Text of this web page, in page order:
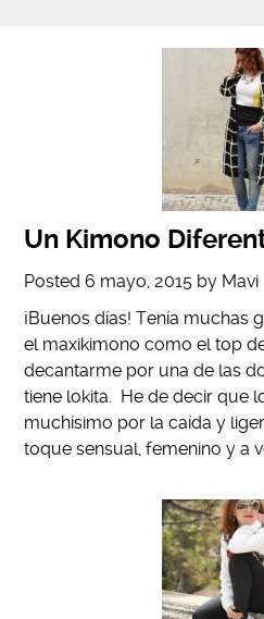
Un Kimono
Posted 6 mayo, 2015 by Mavi
¡Buenos días! Tenía muchas
el maxikimono como el top
decantarme por una de las
tiene lokita. He de decir que
muchísimo por la caída y
toque sensual, femenino y a